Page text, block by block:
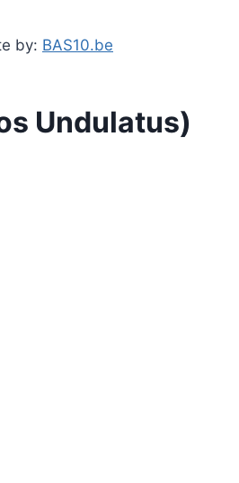
by: BAS10.be
Undulatus)